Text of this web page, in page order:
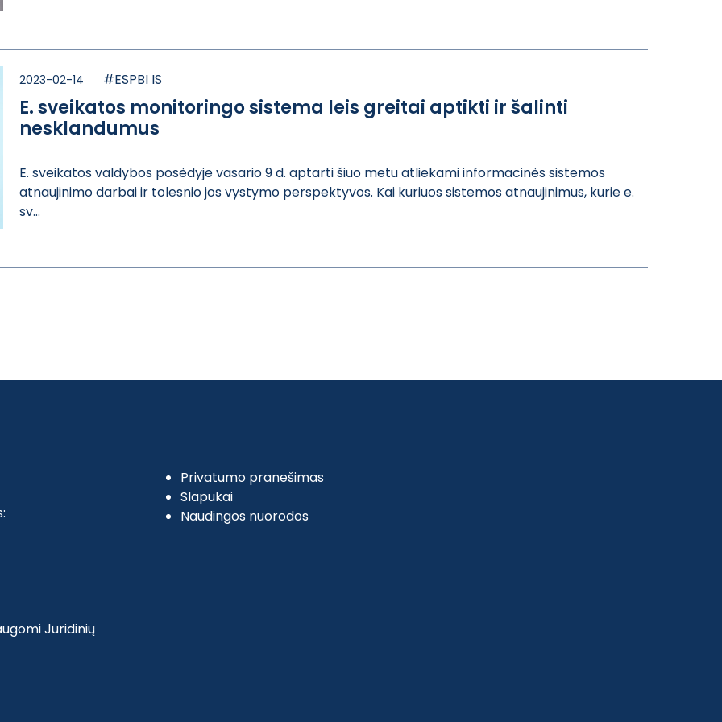
2023-02-14 #ESPBI IS
E. sveikatos monitoringo sistema leis greitai aptikti ir šalinti
nesklandumus
E. sveikatos va​ldybos posėdyje​ vasario 9 d. a​ptarti šiuo met​u atliekami inf​ormacinės siste​mos
atnaujinimo​ darbai ir tole​snio jos vystym​o perspektyvos.​ Kai kuriuos si​stemos atnaujin​imus, kurie e. ​
sv...
Juridinių
Privatumo pranešimas
Slapukai
Naudingos nuorodos